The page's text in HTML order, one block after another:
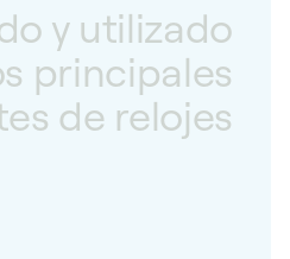
y utilizado
principales
de relojes